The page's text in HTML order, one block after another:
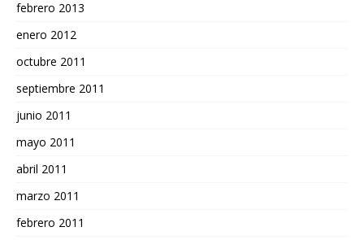
febrero 2013
enero 2012
octubre 2011
septiembre 2011
junio 2011
mayo 2011
abril 2011
marzo 2011
febrero 2011